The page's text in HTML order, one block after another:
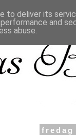
fredag
to deliver its
and
abuse.